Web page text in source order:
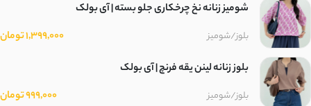
شومیز زنانه نخ چرخکاری جلو بسته | آی بولک
بلوز/شومیز
1,399,000 تومان
بلوز زنانه لینن یقه فرنچ | آی بولک
بلوز/شومیز 999,000 تومان